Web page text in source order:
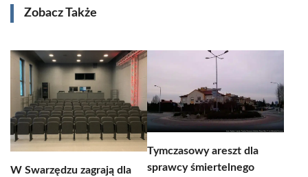
Zobacz Także
W Swarzędzu zagrają dla
Tymczasowy areszt dla
sprawcy śmiertelnego